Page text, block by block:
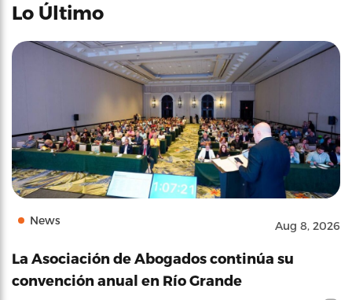
Lo Último
News Aug 8, 2026
La Asociación de Abogados continúa su
convención anual en Río Grande